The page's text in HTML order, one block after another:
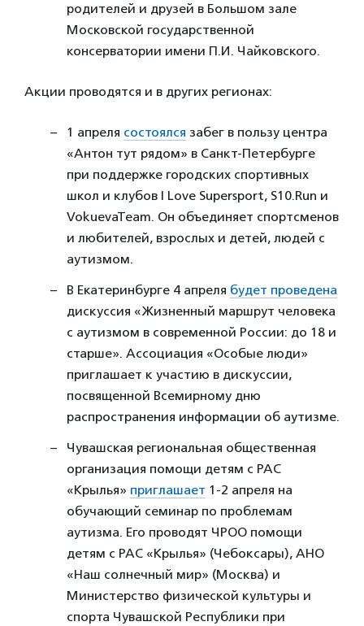
родителей и друзей в Большом зале
Московской государственной
консерватории имени П.И. Чайковского.
Акции проводятся и в других регионах:
1 апреля состоялся забег в пользу центра
«Антон тут рядом» в Санкт-Петербурге
при поддержке городских спортивных
школ и клубов I Love Supersport, S10.Run и
VokuevaTeam. Он объединяет спортсменов
и любителей, взрослых и детей, людей с
аутизмом.
В Екатеринбурге 4 апреля будет проведена
дискуссия «Жизненный маршрут человека
с аутизмом в современной России: до 18 и
старше». Ассоциация «Особые люди»
приглашает к участию в дискуссии,
посвященной Всемирному дню
распространения информации об аутизме.
Чувашская региональная общественная
организация помощи детям с РАС
«Крылья» приглашает 1-2 апреля на
обучающий семинар по проблемам
аутизма. Его проводят ЧРОО помощи
детям с РАС «Крылья» (Чебоксары), АНО
«Наш солнечный мир» (Москва) и
Министерство физической культуры и
спорта Чувашской Республики при